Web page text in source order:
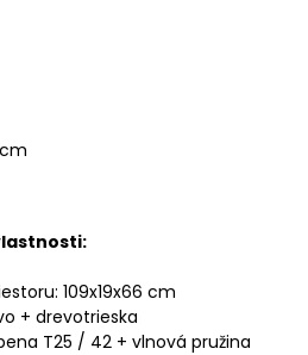
109x19x66 cm
+ drevotrieska
T25 / 42 + vlnová pružina